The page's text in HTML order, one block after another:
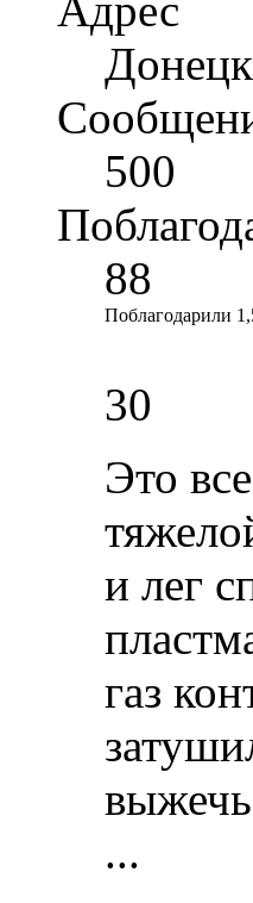
Донецк
500
88
Поблагодарили
30
Это
и лег
газ
...